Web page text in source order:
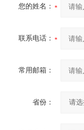
您的姓名：
联系电话：
常用邮箱：
省份：